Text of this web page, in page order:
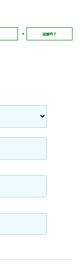
送信完了